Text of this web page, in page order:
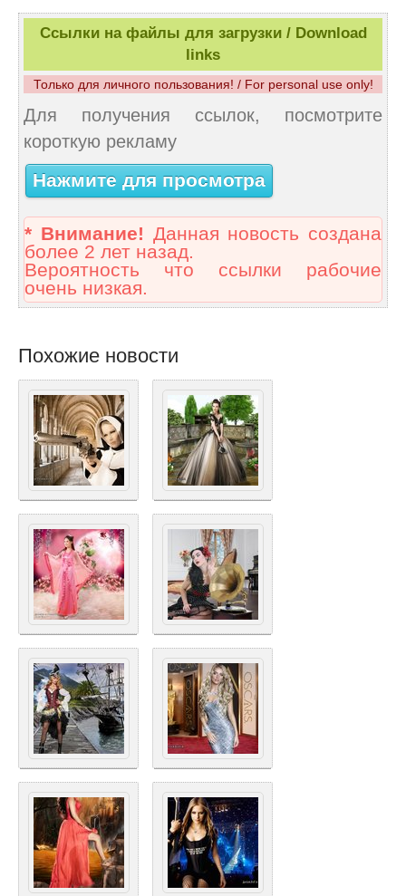
Ссылки на файлы для загрузки / Download
links
Только для личного пользования! / For personal use only!
Для получения ссылок, посмотрите
короткую рекламу
Нажмите для просмотра
* Внимание! Данная новость создана
более 2 лет назад.
Вероятность что ссылки рабочие
очень низкая.
Похожие новости